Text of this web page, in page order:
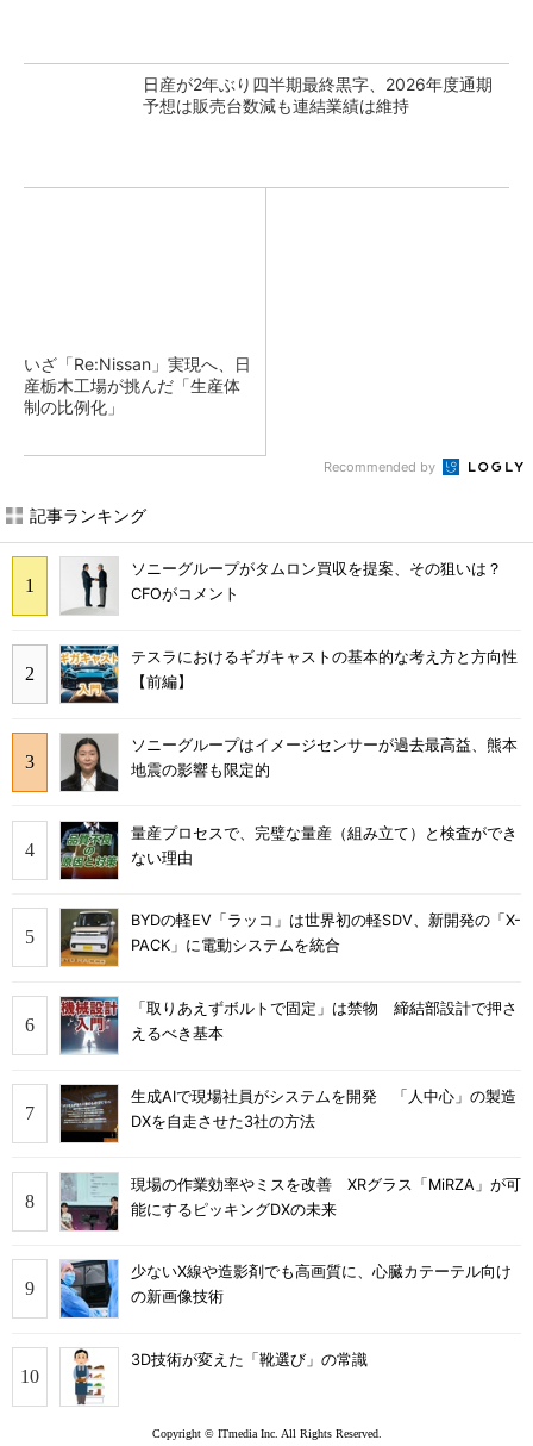
日産が2年ぶり四半期最終黒字、2026年度通期
予想は販売台数減も連結業績は維持
いざ「Re:Nissan」実現へ、日
産栃木工場が挑んだ「生産体
制の比例化」
Recommended by
記事ランキング
ソニーグループがタムロン買収を提案、その狙いは？
CFOがコメント
テスラにおけるギガキャストの基本的な考え方と方向性
【前編】
ソニーグループはイメージセンサーが過去最高益、熊本
地震の影響も限定的
量産プロセスで、完璧な量産（組み立て）と検査ができ
ない理由
BYDの軽EV「ラッコ」は世界初の軽SDV、新開発の「X-
PACK」に電動システムを統合
「取りあえずボルトで固定」は禁物 締結部設計で押さ
えるべき基本
生成AIで現場社員がシステムを開発 「人中心」の製造
DXを自走させた3社の方法
現場の作業効率やミスを改善 XRグラス「MiRZA」が可
能にするピッキングDXの未来
少ないX線や造影剤でも高画質に、心臓カテーテル向け
の新画像技術
3D技術が変えた「靴選び」の常識
Copyright © ITmedia Inc. All Rights Reserved.